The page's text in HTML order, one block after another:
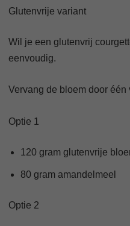
Glutenvrije variant
Wil je een glutenvrij
eenvoudig.
Vervang de bloem door één
Optie 1
120 gram glutenvrije
80 gram amandelmeel
Optie 2